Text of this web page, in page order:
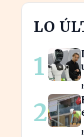
LO
1
2